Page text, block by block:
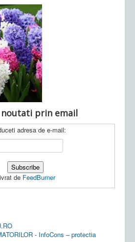
04.11.2022 -
Mehedinți
noutati prin email
adresa de e-mail:
de FeedBurner
- InfoCons – protectia